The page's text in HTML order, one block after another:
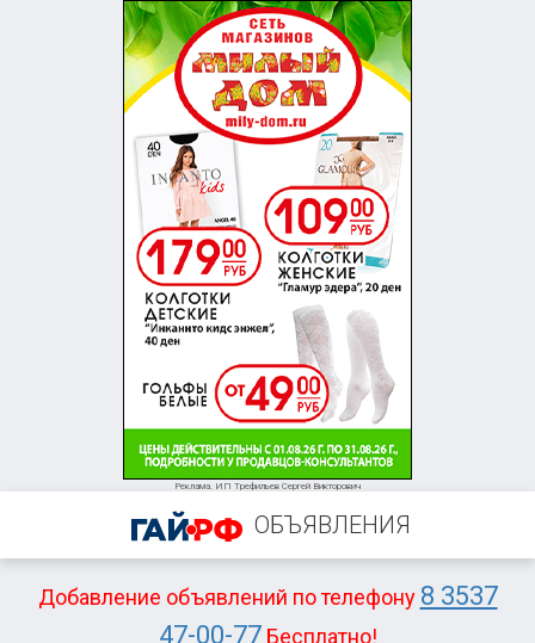
Реклама. ИП Трефильев Сергей Викторович
ОБЪЯВЛЕНИЯ
Добавление объявлений по телефону 8 3537
47-00-77Бесплатно!